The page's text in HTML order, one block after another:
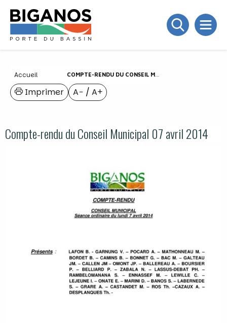
Accueil COMPTE-RENDU DU CONSEIL MUNICIPAL 07 AVRIL 2014
A− / A+
Imprimer
Compte-rendu du Conseil Municipal 07 avril 2014